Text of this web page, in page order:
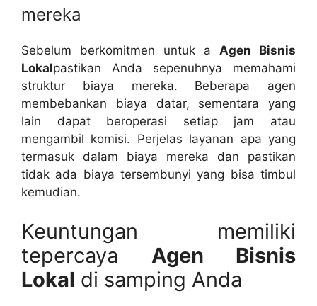
mereka
Sebelum berkomitmen untuk a Agen Bisnis
Lokalpastikan Anda sepenuhnya memahami
struktur biaya mereka. Beberapa agen
membebankan biaya datar, sementara yang
lain dapat beroperasi setiap jam atau
mengambil komisi. Perjelas layanan apa yang
termasuk dalam biaya mereka dan pastikan
tidak ada biaya tersembunyi yang bisa timbul
kemudian.
Keuntungan memiliki
tepercaya Agen Bisnis
Lokal di samping Anda